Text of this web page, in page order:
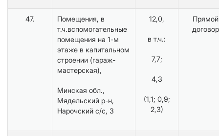
47.
Помещения, в
т.ч.вспомогательные
помещения на 1-м
этаже в капитальном
строении (гараж-
мастерская),
Минская обл.,
Мядельский р-н,
Нарочский с/с, 3
12,0,
в т.ч.:
7,7;
4,3
(1,1; 0,9;
2,3)
Прямой
договор